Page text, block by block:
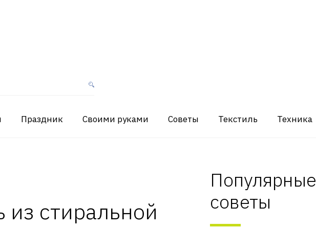
Праздник Своими руками Советы Текстиль Техника
стиральной
Популярные
советы